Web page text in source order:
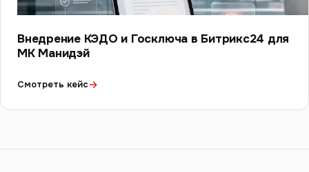
Внедрение КЭДО и Госключа в Битрикс24 для
МК Манидэй
Смотреть кейс→